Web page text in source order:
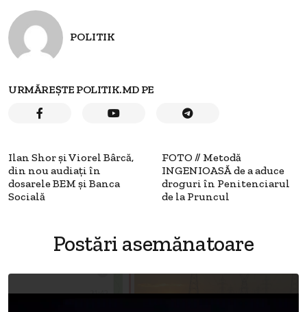
POLITIK
URMĂREȘTE POLITIK.MD PE
Ilan Shor şi Viorel Bârcă,
din nou audiaţi în
dosarele BEM şi Banca
Socială
FOTO // Metodă
INGENIOASĂ de a aduce
droguri în Penitenciarul
de la Pruncul
Postări asemănatoare